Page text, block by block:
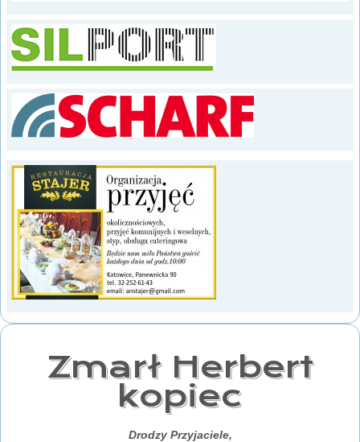
Zmarł Herbert
kopiec
Drodzy Przyjaciele,